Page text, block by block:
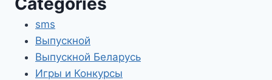
sms
Выпускной
Выпускной Беларусь
Игры и Конкурсы